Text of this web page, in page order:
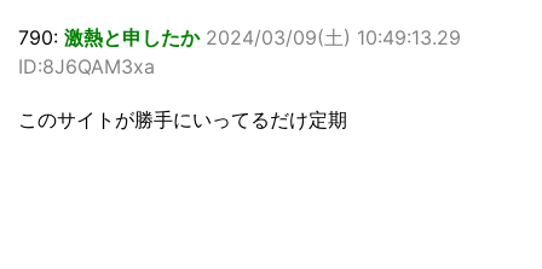
790: 激熱と申したか 2024/03/09(土) 10:49:13.29
ID:8J6QAM3xa
このサイトが勝手にいってるだけ定期